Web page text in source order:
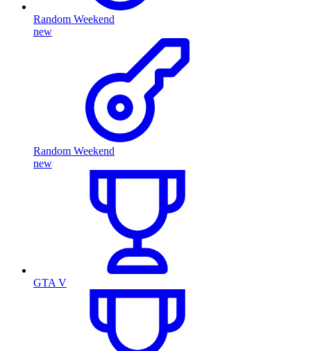
Random Weekend
new
Random Weekend
new
GTA V